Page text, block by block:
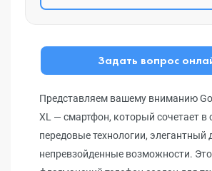
Задать вопрос
Представляем вашему вниманию
XL — смартфон, который сочетает в
передовые технологии, элегантный
непревзойденные возможности.